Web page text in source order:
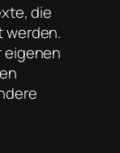
die
werden.
eigenen